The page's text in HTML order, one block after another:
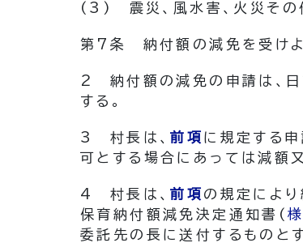
(3) 震災、風水害、火災そ
第7条 納付額の減免を受け
2 納付額の減免の申請は、
する。
3 村長は、前項 に規定する
可とする場合にあっては減額
4 村長は、前項 の規定によ
保育納付額減免決定通知書 (
委託先の長に送付するものとす